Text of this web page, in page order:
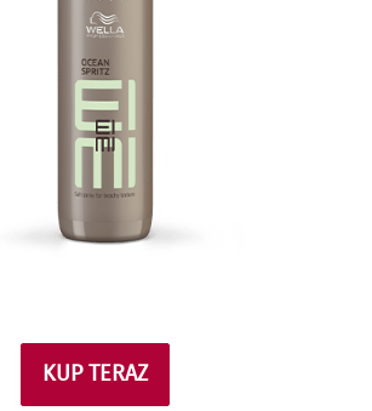
KUP TERAZ